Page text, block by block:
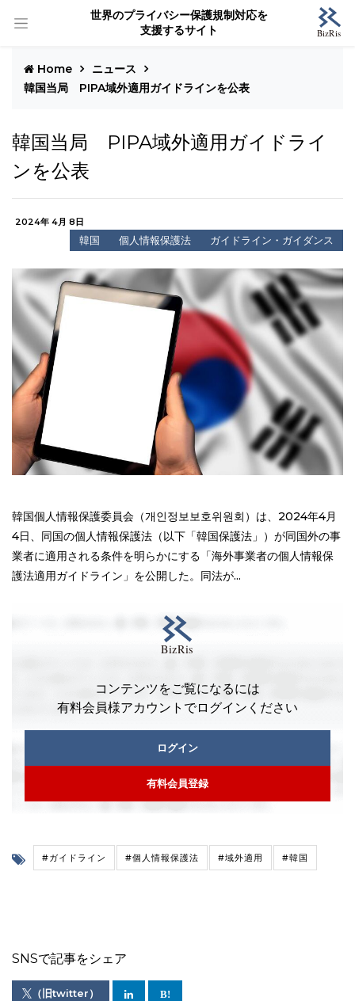
世界のプライバシー保護規制対応を
支援するサイト
Home
ニュース
韓国当局 PIPA域外適用ガイドラインを公表
韓国当局 PIPA域外適用ガイドライ
ンを公表
2024年 4月 8日
韓国 個人情報保護法 ガイドライン・ガイダンス
韓国個人情報保護委員会（개인정보보호위원회）は、2024年4月
4日、同国の個人情報保護法（以下「韓国保護法」）が同国外の事
業者に適用される条件を明らかにする「海外事業者の個人情報保
護法適用ガイドライン」を公開した。同法が...
コンテンツをご覧になるには
有料会員様アカウントでログインください
ログイン
有料会員登録
#ガイドライン #個人情報保護法 #域外適用 #韓国
SNSで記事をシェア
（旧twitter）